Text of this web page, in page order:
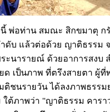
นี้ พ่อท่าน สมณะ สิกขมาตุ ก
ดับ แล้วต่อด้วย ญาติธรรม
ะนารายณ์ ด้วยอาการสงบ
ด เป็นภาพ ที่ตรึงสายตา ผู้
ติชนรายวัน ได้ลงภาพธรรม
ใต้ภาพว่า "ญาติธรรม คาร